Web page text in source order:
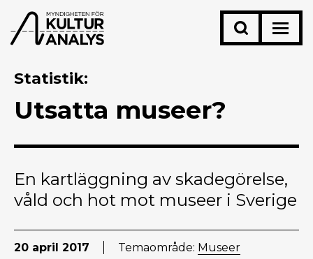
Statistik
Utsatta museer?
En kartläggning av skadegörelse,
våld och hot mot museer i Sverige
20 april 2017 Temaområde: Museer